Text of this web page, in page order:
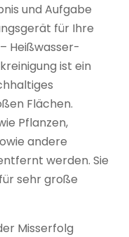
und Aufgabe
für Ihre
Heißwasser-
ist ein
Flächen.
Pflanzen,
andere
werden. Sie
sehr große
Misserfolg